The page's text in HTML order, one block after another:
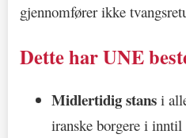
gjennomfører ikke
Dette har UNE
Midlertidig stans i
iranske borgere i inntil